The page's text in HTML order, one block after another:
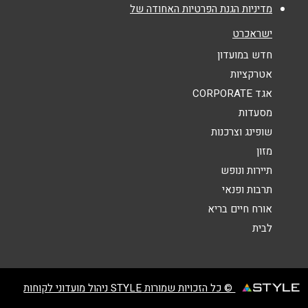
אנא חזרו אלי בקשר ל...
הודעה
מדיניות הגנת הפרטיות האחודה של
ישראכרט
חדש במועדון
אטרקציות
אגד CORPORATE
מסעדות
שופינג וצרכנות
מזון
תיירות ונופש
תרבות ופנאי
אורח חיים בריא
לבית
© כל הזכויות שמורות STYLE ניהול מועדוני לקוחות